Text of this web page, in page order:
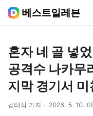
베스트일레븐
혼자 네 골 넣
공격수 나카무
지막 경기서
김태석 기자 2026. 5. 10.